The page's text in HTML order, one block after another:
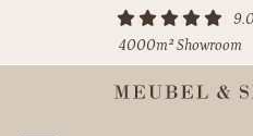
4000m² Showroom